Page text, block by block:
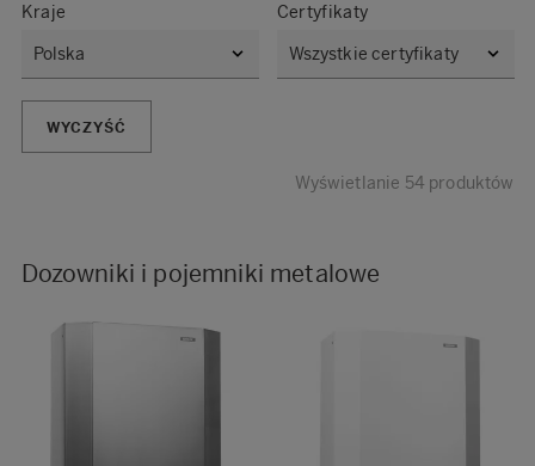
Kraje Certyfikaty
WYCZYŚĆ
Wyświetlanie 54 produktów
Dozowniki i pojemniki metalowe